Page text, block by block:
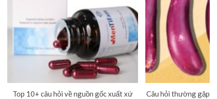
Top 10+ câu hỏi về nguồn gốc xuất xứ
Câu hỏi thường gặp